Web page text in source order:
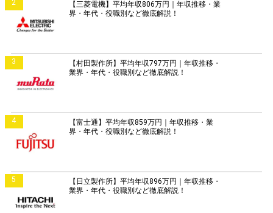
2
【三菱電機】平均年収806万円｜年収推移・業
界・年代・役職別など徹底解説！
3
【村田製作所】平均年収797万円｜年収推移・
業界・年代・役職別など徹底解説！
4
【富士通】平均年収859万円｜年収推移・業
界・年代・役職別など徹底解説！
5
【日立製作所】平均年収896万円｜年収推移・
業界・年代・役職別など徹底解説！